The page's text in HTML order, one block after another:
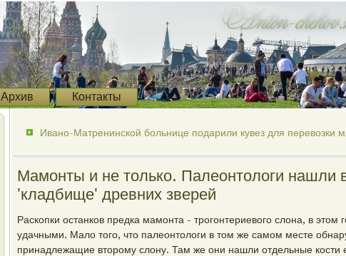
Архив Контакты
Ивано-Матренинской больнице подарили кувез для перевозки
Мамонты и не только. Палеонтологи нашли
'кладбище' древних зверей
Раскопки останков предка мамонта - трогонтериевого слона, в этом
удачными. Мало того, что палеонтологи в том же самом месте
принадлежащие второму слону. Там же они нашли отдельные